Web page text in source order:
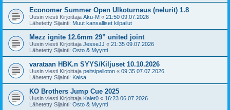
Economer Summer Open Ulkoturnaus (nelurit) 1.8
Uusin viesti Kirjoittaja Aku-M « 21:50 09.07.2026
Lähetetty Sijainti: Muut kansalliset kilpailut
Mezz ignite 12.6mm 29” united joint
Uusin viesti Kirjoittaja JesseJJ « 21:35 09.07.2026
Lähetetty Sijainti: Osto & Myynti
varataan HBK.n SYYS/Kiljuset 10.10.2026
Uusin viesti Kirjoittaja peltsipelloton « 09:35 07.07.2026
Lähetetty Sijainti: Kaisa
KO Brothers Jump Cue 2025
Uusin viesti Kirjoittaja Kalet0 « 16:23 06.07.2026
Lähetetty Sijainti: Osto & Myynti